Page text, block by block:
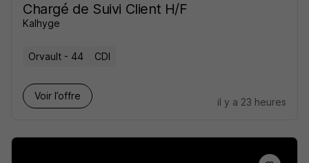
Chargé de Suivi Client H/F
Kalhyge
Orvault - 44 CDI
Voir l’offre
il y a 23 heures